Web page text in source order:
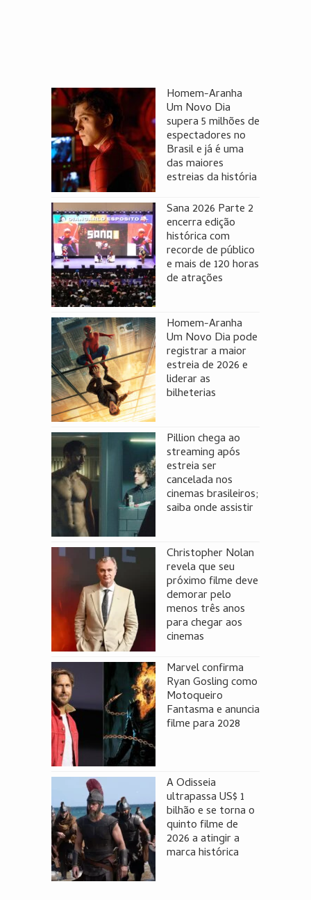
Homem-Aranha
Um Novo Dia
supera 5 milhões de
espectadores no
Brasil e já é uma
das maiores
estreias da história
Sana 2026 Parte 2
encerra edição
histórica com
recorde de público
e mais de 120 horas
de atrações
Homem-Aranha
Um Novo Dia pode
registrar a maior
estreia de 2026 e
liderar as
bilheterias
Pillion chega ao
streaming após
estreia ser
cancelada nos
cinemas brasileiros;
saiba onde assistir
Christopher Nolan
revela que seu
próximo filme deve
demorar pelo
menos três anos
para chegar aos
cinemas
Marvel confirma
Ryan Gosling como
Motoqueiro
Fantasma e anuncia
filme para 2028
A Odisseia
ultrapassa US$ 1
bilhão e se torna o
quinto filme de
2026 a atingir a
marca histórica